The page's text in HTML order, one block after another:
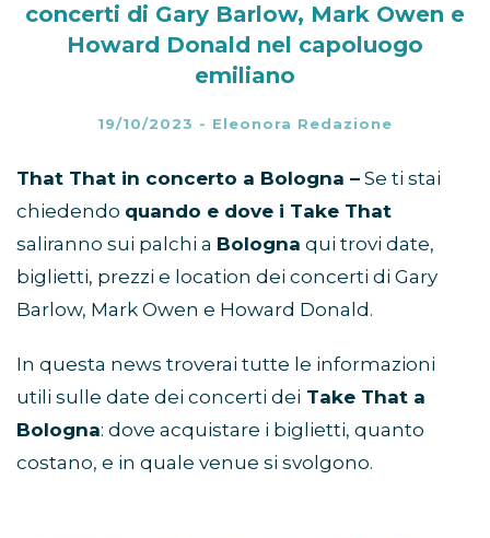
concerti di Gary Barlow, Mark Owen e
Howard Donald nel capoluogo
emiliano
19/10/2023 - Eleonora Redazione
That That in concerto a Bologna – Se ti stai
chiedendo quando e dove i Take That
saliranno sui palchi a Bologna qui trovi date,
biglietti, prezzi e location dei concerti di Gary
Barlow, Mark Owen e Howard Donald.
In questa news troverai tutte le informazioni
utili sulle date dei concerti dei Take That a
Bologna: dove acquistare i biglietti, quanto
costano, e in quale venue si svolgono.